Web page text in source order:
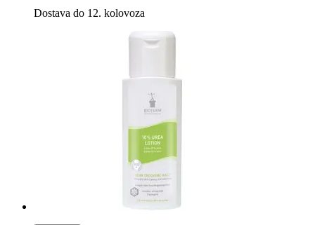
Dostava do 12. kolovoza